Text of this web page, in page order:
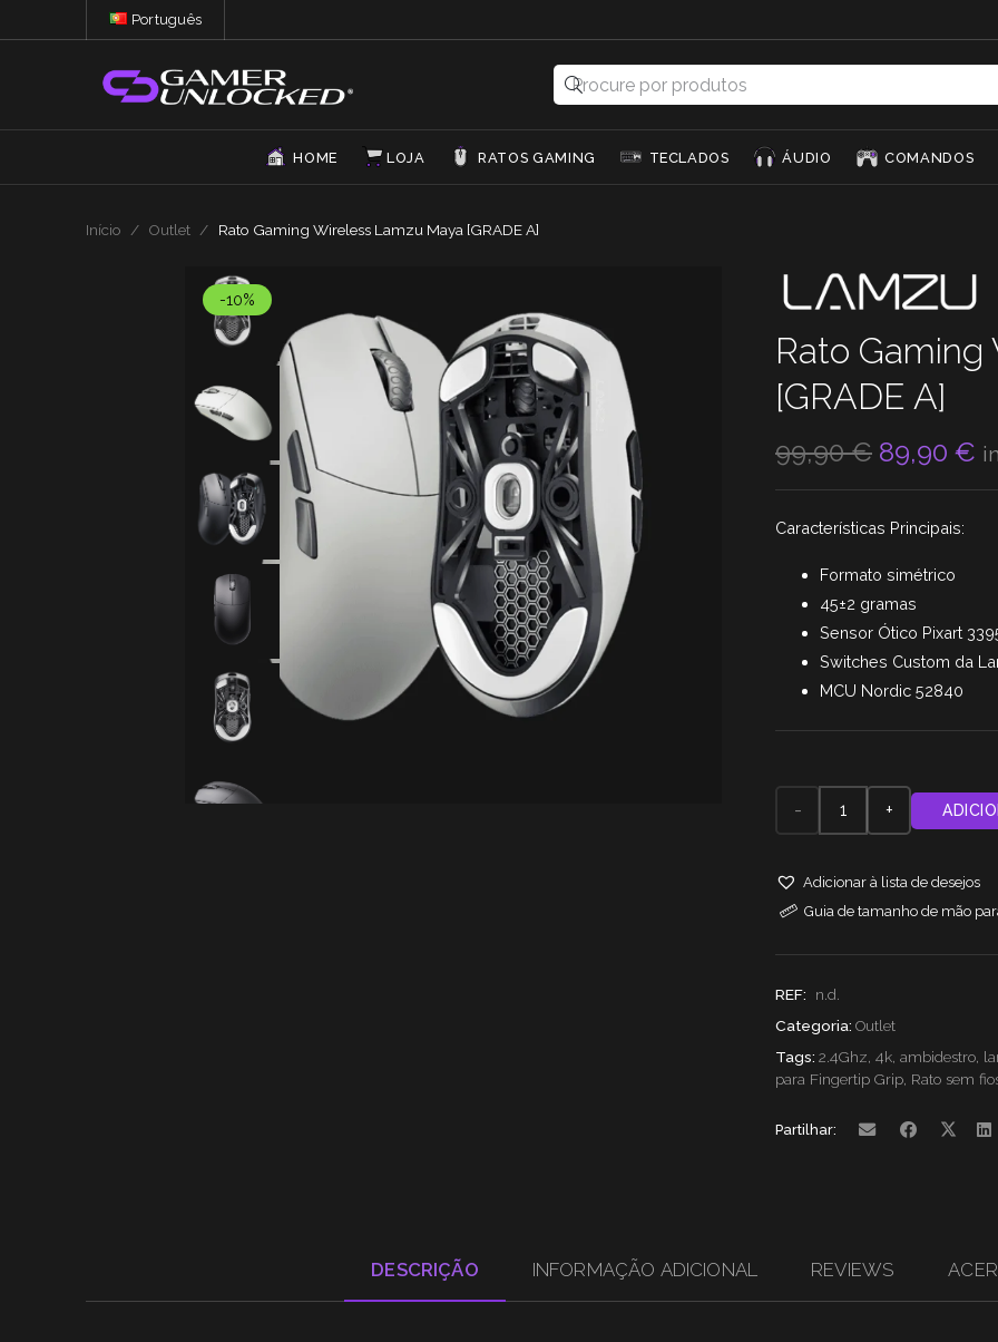
Português
HOME LOJA RATOS GAMING TECLADOS ÁUDIO COMANDOS
Início / Outlet / Rato Gaming Wireless Lamzu Maya [GRADE A]
-10%
Rato
[GRADE A]
99,90€ O
era:
99,90 €.
89,90 € O
Características Principais:
Formato simétrico
45±2 gramas
Sensor Ótico Pixart
Switches Custom da
MCU Nordic 52840
Quantidade
Rato
Wireless
Lamzu
Maya
[GRADE
Adicionar à lista de desejos
Guia de tamanho de mão
REF:
n.d.
Categoria: Outlet
Tags: 2.4Ghz, 4k, ambidestro,
para Fingertip Grip, Rato sem
Partilhar:
DESCRIÇÃO INFORMAÇÃO ADICIONAL REVIEWS